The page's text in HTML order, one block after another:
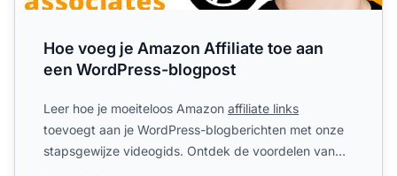
Hoe voeg je Amazon Affiliate toe aan
een WordPress-blogpost
Leer hoe je moeiteloos Amazon affiliate links
toevoegt aan je WordPress-blogberichten met onze
stapsgewijze videogids. Ontdek de voordelen van